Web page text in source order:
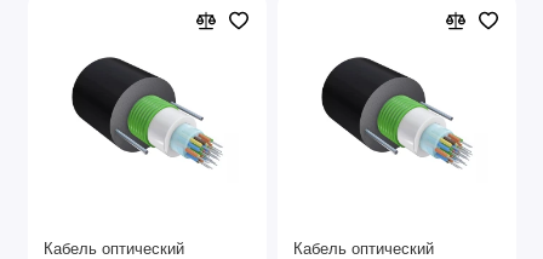
Кабель оптический
Кабель оптический